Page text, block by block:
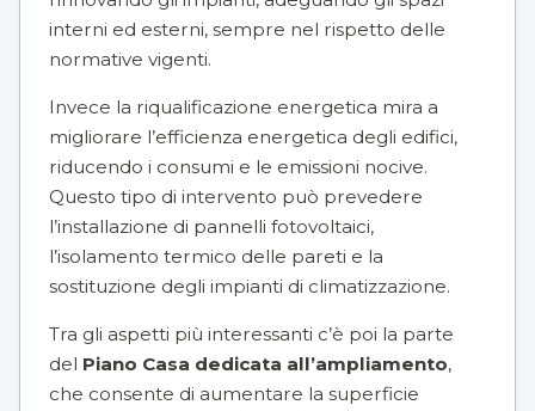
interni ed esterni, sempre nel rispetto delle
normative vigenti.
Invece la riqualificazione energetica mira a
migliorare l’efficienza energetica degli edifici,
riducendo i consumi e le emissioni nocive.
Questo tipo di intervento può prevedere
l’installazione di pannelli fotovoltaici,
l’isolamento termico delle pareti e la
sostituzione degli impianti di climatizzazione.
Tra gli aspetti più interessanti c’è poi la parte
del Piano Casa dedicata all’ampliamento,
che consente di aumentare la superficie